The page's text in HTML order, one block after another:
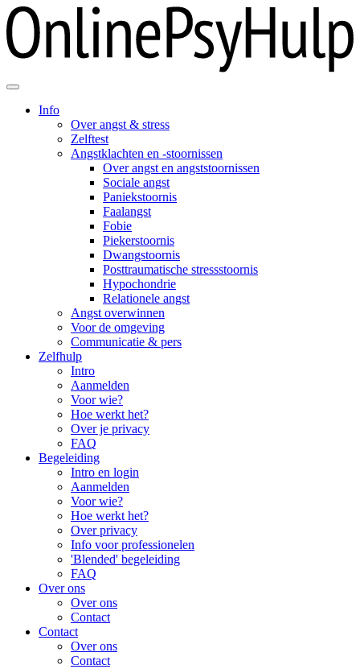
Info
Over angst & stress
Zelftest
Angstklachten en -stoornissen
Over angst en angststoornissen
Sociale angst
Paniekstoornis
Faalangst
Fobie
Piekerstoornis
Dwangstoornis
Posttraumatische stressstoornis
Hypochondrie
Relationele angst
Angst overwinnen
Voor de omgeving
Communicatie & pers
Zelfhulp
Intro
Aanmelden
Voor wie?
Hoe werkt het?
Over je privacy
FAQ
Begeleiding
Intro en login
Aanmelden
Voor wie?
Hoe werkt het?
Over privacy
Info voor professionelen
'Blended' begeleiding
FAQ
Over ons
Over ons
Contact
Contact
Over ons
Contact